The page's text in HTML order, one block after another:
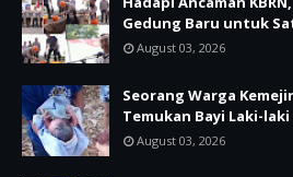
Gedung Baru untuk
August 03, 2026
Seorang Warga
Temukan Bayi Laki-
August 03, 2026